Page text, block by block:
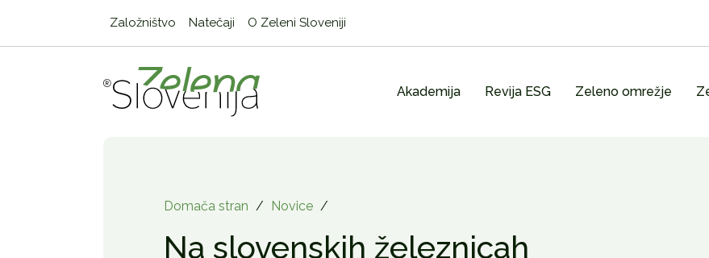
Založništvo Natečaji O Zeleni Sloveniji
Akademija Revija ESG Zeleno omrežje
Domača stran / Novice /
Na slovenskih železnicah